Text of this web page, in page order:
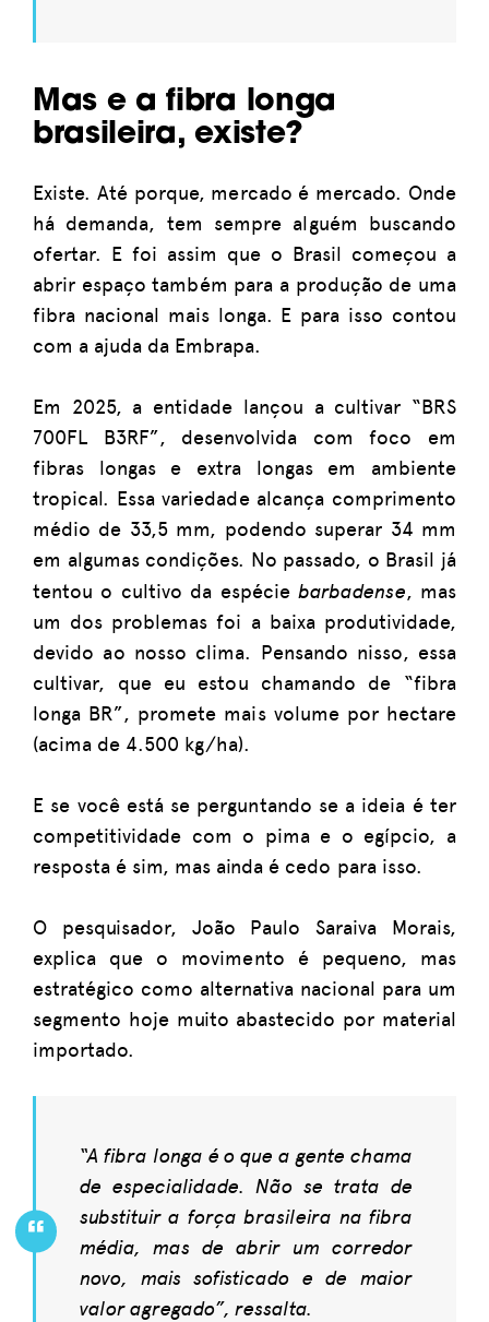
Mas e a fibra longa
brasileira, existe?
Existe. Até porque, mercado é mercado. Onde
há demanda, tem sempre alguém buscando
ofertar. E foi assim que o Brasil começou a
abrir espaço também para a produção de uma
fibra nacional mais longa. E para isso contou
com a ajuda da Embrapa.
Em 2025, a entidade lançou a cultivar “BRS
700FL B3RF”, desenvolvida com foco em
fibras longas e extra longas em ambiente
tropical. Essa variedade alcança comprimento
médio de 33,5 mm, podendo superar 34 mm
em algumas condições. No passado, o Brasil já
tentou o cultivo da espéciebarbadense, mas
um dos problemas foi a baixa produtividade,
devido ao nosso clima. Pensando nisso, essa
cultivar, que eu estou chamando de “fibra
longa BR”, promete mais volume por hectare
(acima de 4.500 kg/ha).
E se você está se perguntando se a ideia é ter
competitividade com o pima e o egípcio, a
resposta é sim, mas ainda é cedo para isso.
O pesquisador, João Paulo Saraiva Morais,
explica que o movimento é pequeno, mas
estratégico como alternativa nacional para um
segmento hoje muito abastecido por material
importado.
“A fibra longa é o que a gente chama
de especialidade. Não se trata de
substituir a força brasileira na fibra
média, mas de abrir um corredor
novo, mais sofisticado e de maior
valor agregado”, ressalta.